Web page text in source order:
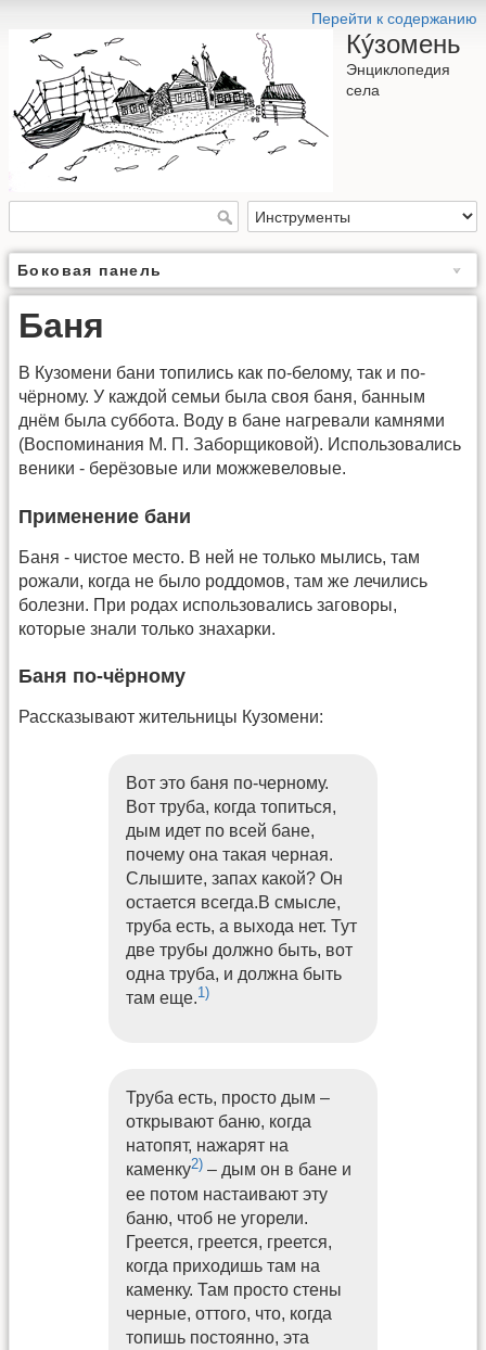
Перейти к содержанию
Кýзомень
Энциклопедия
села
Боковая панель
Баня
В Кузомени бани топились как по-белому, так и по-
чёрному. У каждой семьи была своя баня, банным
днём была суббота. Воду в бане нагревали камнями
(Воспоминания М. П. Заборщиковой). Использовались
веники - берёзовые или можжевеловые.
Применение бани
Баня - чистое место. В ней не только мылись, там
рожали, когда не было роддомов, там же лечились
болезни. При родах использовались заговоры,
которые знали только знахарки.
Баня по-чёрному
Рассказывают жительницы Кузомени:
Вот это баня по-черному.
Вот труба, когда топиться,
дым идет по всей бане,
почему она такая черная.
Слышите, запах какой? Он
остается всегда.В смысле,
труба есть, а выхода нет. Тут
две трубы должно быть, вот
одна труба, и должна быть
там еще.1)
Труба есть, просто дым –
открывают баню, когда
натопят, нажарят на
каменку2)– дым он в бане и
ее потом настаивают эту
баню, чтоб не угорели.
Греется, греется, греется,
когда приходишь там на
каменку. Там просто стены
черные, оттого, что, когда
топишь постоянно, эта